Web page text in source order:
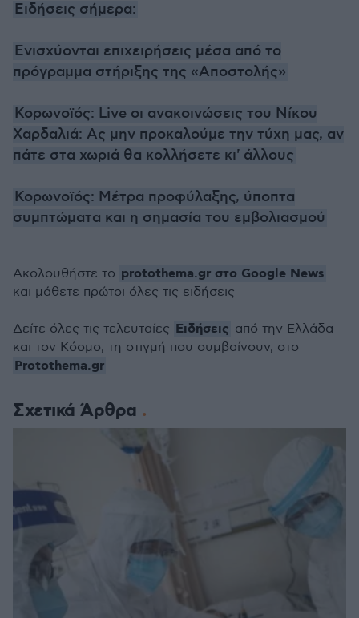
Ειδήσεις σήμερα:
Ενισχύονται επιχειρήσεις μέσα από το
πρόγραμμα στήριξης της «Αποστολής»
Κορωνοϊός: Live οι ανακοινώσεις του Νίκου
Χαρδαλιά: Ας μην προκαλούμε την τύχη μας, αν
πάτε στα χωριά θα κολλήσετε κι' άλλους
Κορωνοϊός: Μέτρα προφύλαξης, ύποπτα
συμπτώματα και η σημασία του εμβολιασμού
Σχετικά Άρθρα
Ακολουθήστε το protothema.gr στο Google News
και μάθετε πρώτοι όλες τις ειδήσεις
Δείτε όλες τις τελευταίες Ειδήσεις από την Ελλάδα
και τον Κόσμο, τη στιγμή που συμβαίνουν, στο
Protothema.gr